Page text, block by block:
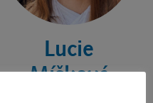
Lucie
Míšková